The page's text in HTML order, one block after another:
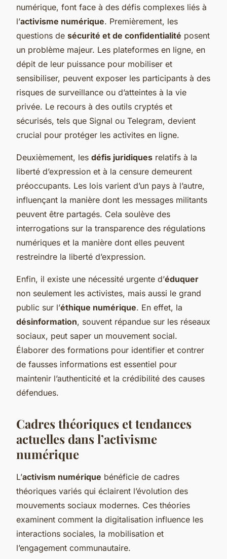
numérique, font face à des défis complexes liés à
l’activisme numérique. Premièrement, les
questions de sécurité et de confidentialité posent
un problème majeur. Les plateformes en ligne, en
dépit de leur puissance pour mobiliser et
sensibiliser, peuvent exposer les participants à des
risques de surveillance ou d’atteintes à la vie
privée. Le recours à des outils cryptés et
sécurisés, tels que Signal ou Telegram, devient
crucial pour protéger les activites en ligne.
Deuxièmement, les défis juridiques relatifs à la
liberté d’expression et à la censure demeurent
préoccupants. Les lois varient d’un pays à l’autre,
influençant la manière dont les messages militants
peuvent être partagés. Cela soulève des
interrogations sur la transparence des régulations
numériques et la manière dont elles peuvent
restreindre la liberté d’expression.
Enfin, il existe une nécessité urgente d’éduquer
non seulement les activistes, mais aussi le grand
public sur l’éthique numérique. En effet, la
désinformation, souvent répandue sur les réseaux
sociaux, peut saper un mouvement social.
Élaborer des formations pour identifier et contrer
de fausses informations est essentiel pour
maintenir l’authenticité et la crédibilité des causes
défendues.
Cadres théoriques et tendances
actuelles dans l’activisme
numérique
L’activism numérique bénéficie de cadres
théoriques variés qui éclairent l’évolution des
mouvements sociaux modernes. Ces théories
examinent comment la digitalisation influence les
interactions sociales, la mobilisation et
l’engagement communautaire.